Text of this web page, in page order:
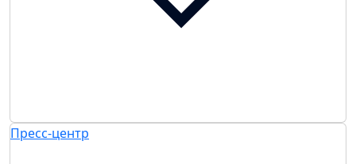
Пресс-центр